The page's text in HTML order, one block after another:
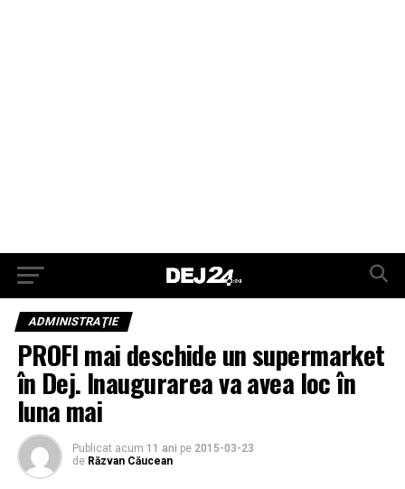
ADMINISTRAŢIE
PROFI mai deschide un supermarket
în Dej. Inaugurarea va avea loc în
luna mai
Publicat acum 11 ani pe 2015-03-23
de Răzvan Căucean